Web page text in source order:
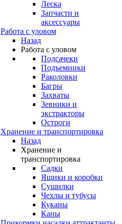
Леска
Запчасти и
аксессуары
Работа с уловом
Назад
Работа с уловом
Подсачеки
Подъемники
Раколовки
Багры
Захваты
Зевники и
экстракторы
Остроги
Хранение и транспортировка
Назад
Хранение и
транспортировка
Садки
Ящики и коробки
Сушилки
Чехлы и тубусы
Куканы
Каны